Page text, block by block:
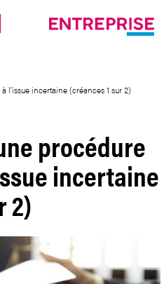
l’issue incertaine (créances 1 sur 2)
procédure
incertaine
2)